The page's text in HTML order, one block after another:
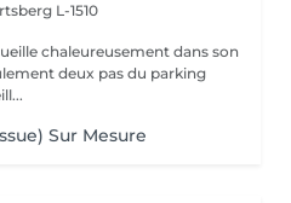
L-1510
chaleureusement dans son
deux pas du parking
Sur Mesure